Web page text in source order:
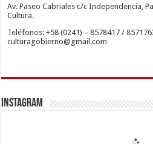
Escort
Kadıköy
Ataşehir
Escort
Escort
Escort
Kurtköy
Av. Paseo Cabriales c/c Independencia,
Cultura.
Teléfonos: +58 (0241) – 8578417 /
culturagobierno@gmail.com
Instagram